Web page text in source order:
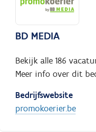
BD MEDIA
Bekijk alle 186
Meer info over dit
Bedrijfswebsite
promokoerier.be